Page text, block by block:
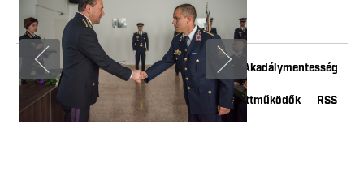
Impresszum Adatkezelési tájékoztató Akadálymentesség
Kapcsolat Youtube Instagram Együttműködők RSS